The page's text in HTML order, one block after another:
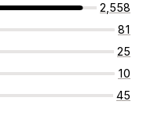
2,558
81
25
10
45